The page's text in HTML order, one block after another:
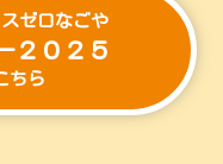
ゼロなごや
２０２５
ちら